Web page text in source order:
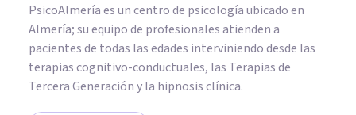
PsicoAlmería es un centro de psicología ubicado en
Almería; su equipo de profesionales atienden a
pacientes de todas las edades interviniendo desde las
terapias cognitivo-conductuales, las Terapias de
Tercera Generación y la hipnosis clínica.